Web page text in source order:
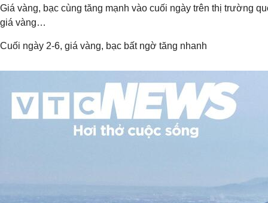
Giá vàng, bạc cùng tăng mạnh vào cuối ngày trên thị trường
giá vàng…
Cuối ngày 2-6, giá vàng, bạc bất ngờ tăng nhanh